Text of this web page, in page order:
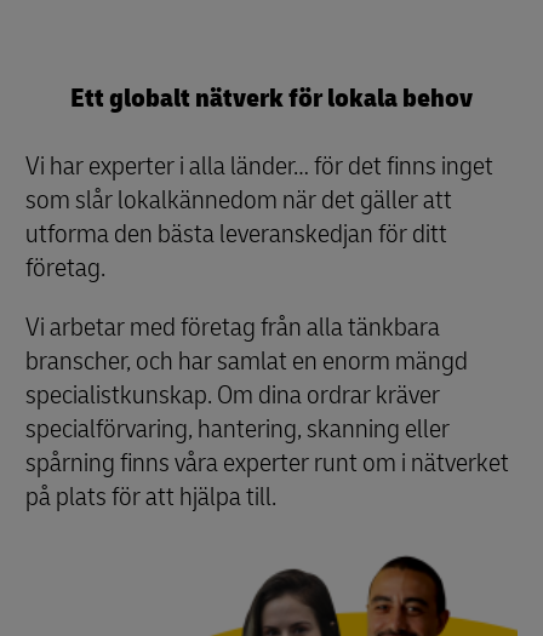
Ett globalt nätverk för lokala behov
Vi har experter i alla länder… för det finns inget
som slår lokalkännedom när det gäller att
utforma den bästa leveranskedjan för ditt
företag.
Vi arbetar med företag från alla tänkbara
branscher, och har samlat en enorm mängd
specialistkunskap. Om dina ordrar kräver
specialförvaring, hantering, skanning eller
spårning finns våra experter runt om i nätverket
på plats för att hjälpa till.